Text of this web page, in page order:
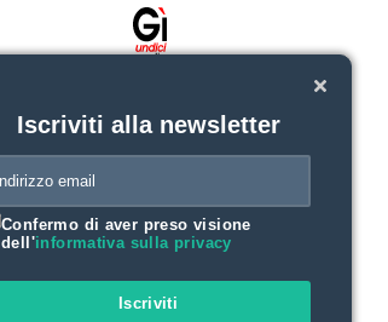
Iscriviti alla newsletter
Confermo di aver preso visione
dell'informativa sulla privacy
Iscriviti